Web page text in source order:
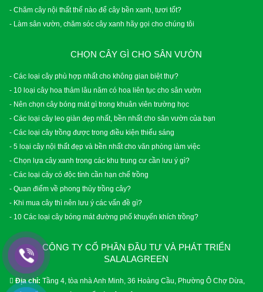
- Chăm cây nội thất thế nào để cây bền xanh, tươi tốt?
- Làm sân vườn, chăm sóc cây xanh hãy gọi cho chúng tôi
CHỌN CÂY GÌ CHO SÂN VƯỜN
- Các loại cây phù hợp nhất cho không gian biệt thự?
- 10 loại cây hoa thảm lâu năm có hoa liên tục cho sân vườn
- Nên chọn cây bóng mát gì trong khuân viên trường học
- Các loại cây leo giàn đẹp nhất, bền nhất cho sân vườn của bạn
- Các loại cây trồng được trong điều kiện thiếu sáng
- 5 loại cây nội thất đẹp và bền nhất cho văn phòng làm việc
- Chọn lựa cây xanh trong các khu trung cư cần lưu ý gì?
- Các loại cây có độc tính cần hạn chế trồng
- Quan điểm về phong thủy trồng cây?
- Khi mua cây thì nên lưu ý các vấn đề gì?
- 10 Các loại cây bóng mát đường phố khuyến khích trồng?
CÔNG TY CỔ PHẦN ĐẦU TƯ VÀ PHÁT TRIỂN
SALALAGREEN
Địa chỉ: Tầng 4, tòa nhà Anh Minh, 36 Hoàng Cầu, Phường Ô Chợ Dừa,